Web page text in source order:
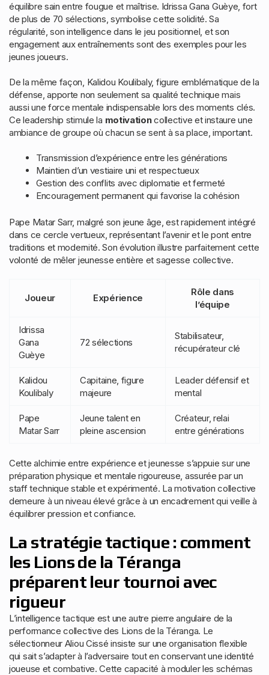
équilibre sain entre fougue et maîtrise. Idrissa Gana Guèye, fort
de plus de 70 sélections, symbolise cette solidité. Sa
régularité, son intelligence dans le jeu positionnel, et son
engagement aux entraînements sont des exemples pour les
jeunes joueurs.
De la même façon, Kalidou Koulibaly, figure emblématique de la
défense, apporte non seulement sa qualité technique mais
aussi une force mentale indispensable lors des moments clés.
Ce leadership stimule la motivationcollective et instaure une
ambiance de groupe où chacun se sent à sa place, important.
Transmission d’expérience entre les générations
Maintien d’un vestiaire uni et respectueux
Gestion des conflits avec diplomatie et fermeté
Encouragement permanent qui favorise la cohésion
Pape Matar Sarr, malgré son jeune âge, est rapidement intégré
dans ce cercle vertueux, représentant l’avenir et le pont entre
traditions et modernité. Son évolution illustre parfaitement cette
volonté de mêler jeunesse entière et sagesse collective.
Joueur Expérience
Rôle dans
l’équipe
Idrissa
Gana
Guèye
72 sélections
Stabilisateur,
récupérateur clé
Kalidou
Koulibaly
Capitaine, figure
majeure
Leader défensif et
mental
Pape
Matar Sarr
Jeune talent en
pleine ascension
Créateur, relai
entre générations
Cette alchimie entre expérience et jeunesse s’appuie sur une
préparation physique et mentale rigoureuse, assurée par un
staff technique stable et expérimenté. La motivation collective
demeure à un niveau élevé grâce à un encadrement qui veille à
équilibrer pression et confiance.
La stratégie tactique : comment
les Lions de la Téranga
préparent leur tournoi avec
rigueur
L’intelligence tactique est une autre pierre angulaire de la
performance collective des Lions de la Téranga. Le
sélectionneur Aliou Cissé insiste sur une organisation flexible
qui sait s’adapter à l’adversaire tout en conservant une identité
joueuse et combative. Cette capacité à moduler les schémas